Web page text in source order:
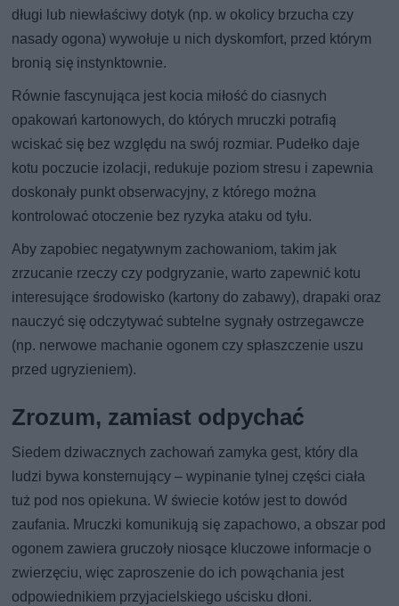
długi lub niewłaściwy dotyk (np. w okolicy brzucha czy
nasady ogona) wywołuje u nich dyskomfort, przed którym
bronią się instynktownie.
Równie fascynująca jest kocia miłość do ciasnych
opakowań kartonowych, do których mruczki potrafią
wciskać się bez względu na swój rozmiar. Pudełko daje
kotu poczucie izolacji, redukuje poziom stresu i zapewnia
doskonały punkt obserwacyjny, z którego można
kontrolować otoczenie bez ryzyka ataku od tyłu.
Aby zapobiec negatywnym zachowaniom, takim jak
zrzucanie rzeczy czy podgryzanie, warto zapewnić kotu
interesujące środowisko (kartony do zabawy), drapaki oraz
nauczyć się odczytywać subtelne sygnały ostrzegawcze
(np. nerwowe machanie ogonem czy spłaszczenie uszu
przed ugryzieniem).
Zrozum, zamiast odpychać
Siedem dziwacznych zachowań zamyka gest, który dla
ludzi bywa konsternujący – wypinanie tylnej części ciała
tuż pod nos opiekuna. W świecie kotów jest to dowód
zaufania. Mruczki komunikują się zapachowo, a obszar pod
ogonem zawiera gruczoły niosące kluczowe informacje o
zwierzęciu, więc zaproszenie do ich powąchania jest
odpowiednikiem przyjacielskiego uścisku dłoni.